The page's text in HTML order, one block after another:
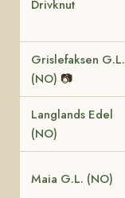
Drivknut
Grislefaksen G.L.
(NO) 📷
Langlands Edel
(NO)
Maia G.L. (NO)